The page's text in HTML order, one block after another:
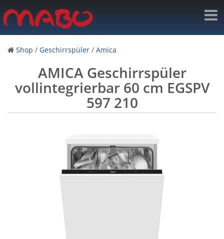
Shop / Geschirrspüler / Amica
AMICA Geschirrspüler
vollintegrierbar 60 cm EGSPV
597 210